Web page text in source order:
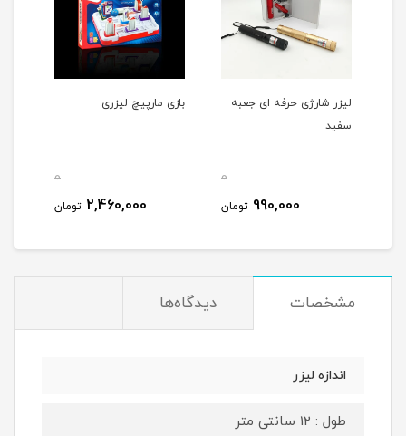
لیزر شارژی حرفه ای جعبه
سفید
0
990,000 تومان
بازی مارپیچ لیزری
0
2,460,000 تومان
مشخصات دیدگاه‌ها
اندازه لیزر
طول : 12 سانتی متر